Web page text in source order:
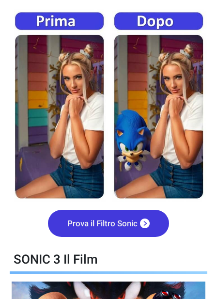
Prova il Filtro Sonic
SONIC 3 Il Film